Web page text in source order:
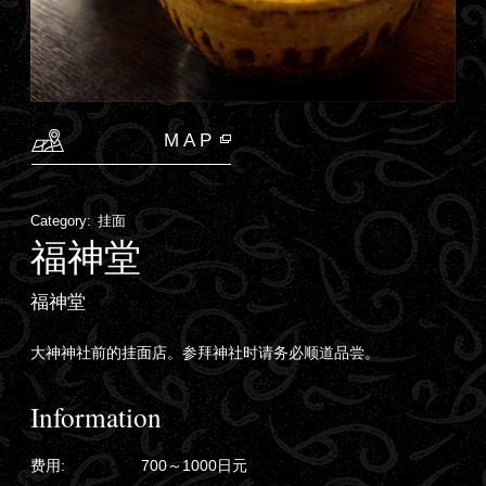
MAP
Category: 挂面
福神堂
福神堂
大神神社前的挂面店。参拜神社时请务必顺道品尝。
Information
费用:
700～1000日元